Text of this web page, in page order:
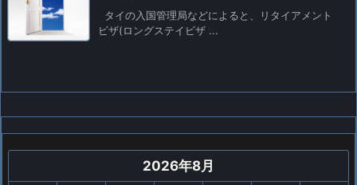
タイの入国管理局などによると、リタイアメント
ビザ(ロングステイビザ ...
2026年8月